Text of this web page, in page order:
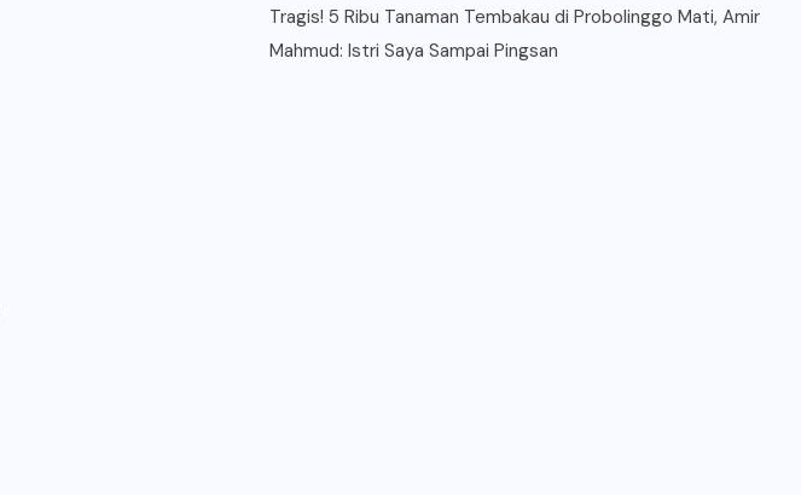
Tragis! 5 Ribu Tanaman Tembakau di Probolinggo Mati, Amir
Mahmud: Istri Saya Sampai Pingsan